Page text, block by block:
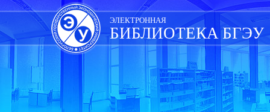
Skip
navigation
ЭЛЕКТРОННАЯ
БИБЛИОТЕКА БГЭУ